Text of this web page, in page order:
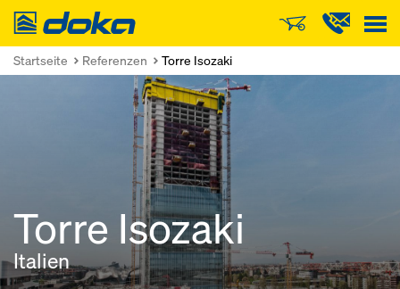
Doka
Startseite Referenzen Torre Isozaki
Torre Isozaki
Italien